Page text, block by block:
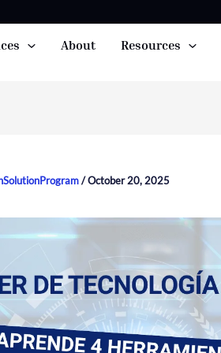
About Resources
/October 20, 2025